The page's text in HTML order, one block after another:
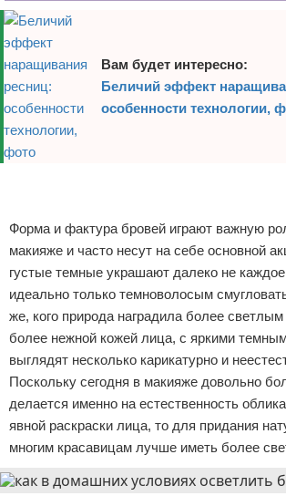
Вам будет интересно:
Беличий эффект
особенности технологии,
Форма и фактура бровей играют важную
макияже и часто несут на себе основной
густые темные украшают далеко не
идеально только темноволосым
же, кого природа наградила более
более нежной кожей лица, с яркими
выглядят несколько карикатурно и
Поскольку сегодня в макияже довольно
делается именно на естественность
явной раскраски лица, то для придания
многим красавицам лучше иметь более